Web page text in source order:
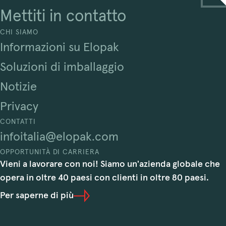
Mettiti in contatto
CHI SIAMO
Informazioni su Elopak
Soluzioni di imballaggio
Notizie
Privacy
CONTATTI
infoitalia@elopak.com
OPPORTUNITÀ DI CARRIERA
Vieni a lavorare con noi! Siamo un'azienda globale che
opera in oltre 40 paesi con clienti in oltre 80 paesi.
Per saperne di più